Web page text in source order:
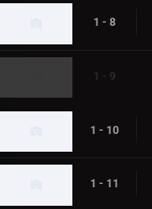
1 - 8
1 - 9
1 - 10
1 - 11